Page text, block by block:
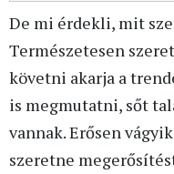
De mi érdekli, mit
Természetesen
követni akarja a
is megmutatni, sőt
vannak. Erősen
szeretne